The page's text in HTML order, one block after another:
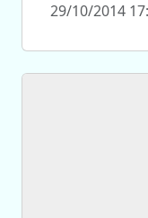
29/10/2014